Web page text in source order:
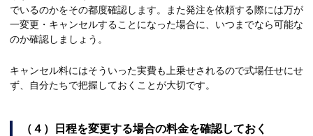
でいるのかをその都度確認します。また発注を依頼する際には万が
一変更・キャンセルすることになった場合に、いつまでなら可能な
のか確認しましょう。
キャンセル料にはそういった実費も上乗せされるので式場任せにせ
ず、自分たちで把握しておくことが大切です。
（４）日程を変更する場合の料金を確認しておく